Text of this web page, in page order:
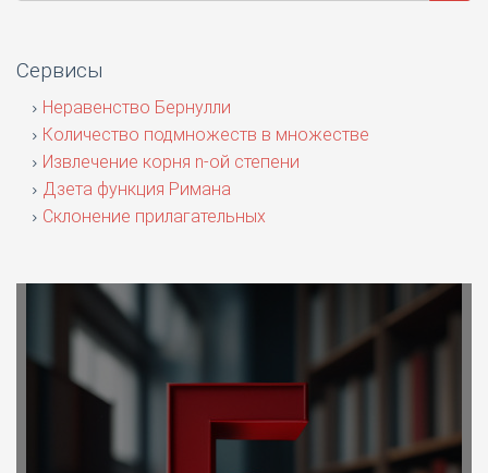
Сервисы
Неравенство Бернулли
Количество подмножеств в множестве
Извлечение корня n-ой степени
Дзета функция Римана
Склонение прилагательных